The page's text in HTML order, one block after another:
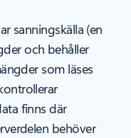
sanningskälla (en
och behåller
som läses
finns där
behöver